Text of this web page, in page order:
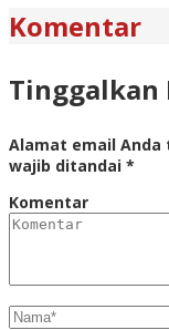
Komentar
Tinggalkan
Alamat email
wajib ditandai *
Komentar